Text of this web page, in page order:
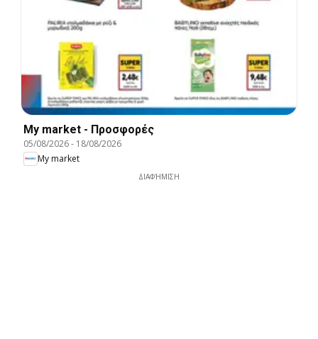
My market - Προσφορές
05/08/2026- 18/08/2026
My market
ΔΙΑΦΉΜΙΣΗ